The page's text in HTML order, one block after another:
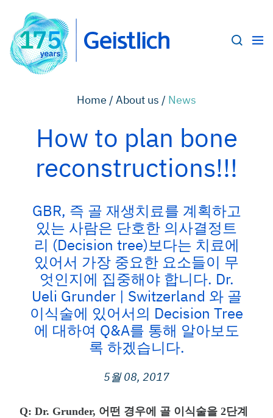
Home / About us / News
How to plan bone
reconstructions!!!
GBR, 즉 골 재생치료를 계획하고
있는 사람은 단호한 의사결정트
리 (Decision tree)보다는 치료에
있어서 가장 중요한 요소들이 무
엇인지에 집중해야 합니다. Dr.
Ueli Grunder | Switzerland 와 골
이식술에 있어서의 Decision Tree
에 대하여 Q&A를 통해 알아보도
록 하겠습니다.
5월 08, 2017
Q: Dr. Grunder, 어떤 경우에 골 이식술을 2단계